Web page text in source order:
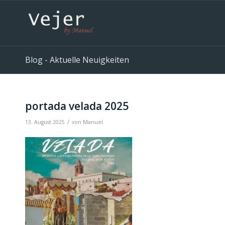
Blog - Aktuelle Neuigkeiten
portada velada 2025
13. August 2025 / von Manuel